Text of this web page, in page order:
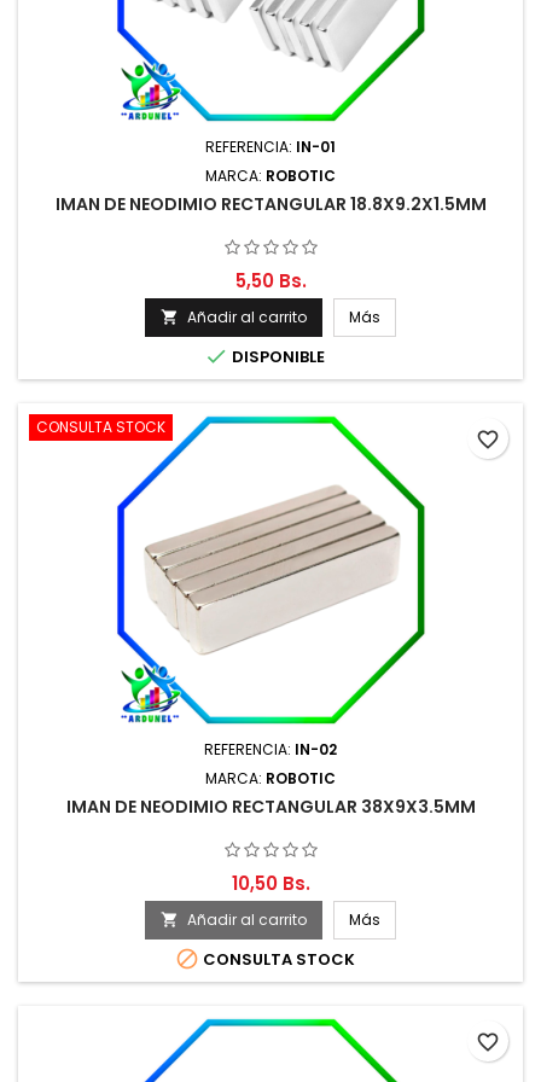
REFERENCIA: IN-01
MARCA: ROBOTIC
IMAN DE NEODIMIO RECTANGULAR 18.8X9.2X1.5MM
5,50 Bs.
 Añadir al carrito Más
 DISPONIBLE
CONSULTA STOCK
REFERENCIA: IN-02
MARCA: ROBOTIC
IMAN DE NEODIMIO RECTANGULAR 38X9X3.5MM
10,50 Bs.
 Añadir al carrito Más
 CONSULTA STOCK
favorite_border
favorite_border